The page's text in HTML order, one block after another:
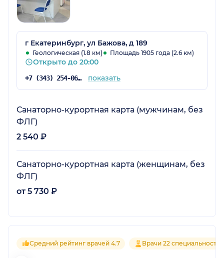
г Екатеринбург, ул Бажова, д 189
Геологическая (1.8 км) Площадь 1905 года (2.6 км)
Открыто до 20:00
+7 (343) 254-06-60 показать
Санаторно-курортная карта (мужчинам, без
ФЛГ)
2 540 ₽
Санаторно-курортная карта (женщинам, без
ФЛГ)
от 5 730 ₽
Средний рейтинг врачей 4.7 Врачи 22 специальностей